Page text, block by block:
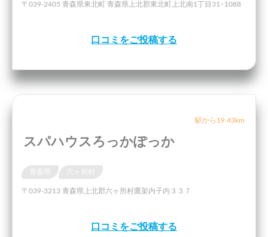
〒039-2405 青森県東北町 青森県上北郡東北町上北南1丁目31−1088
口コミをご投稿する
駅から19.43km
スパハウスろっかぽっか
青森県
〒039-3213 青森県上北郡六ヶ所村鷹架内子内３３７
口コミをご投稿する